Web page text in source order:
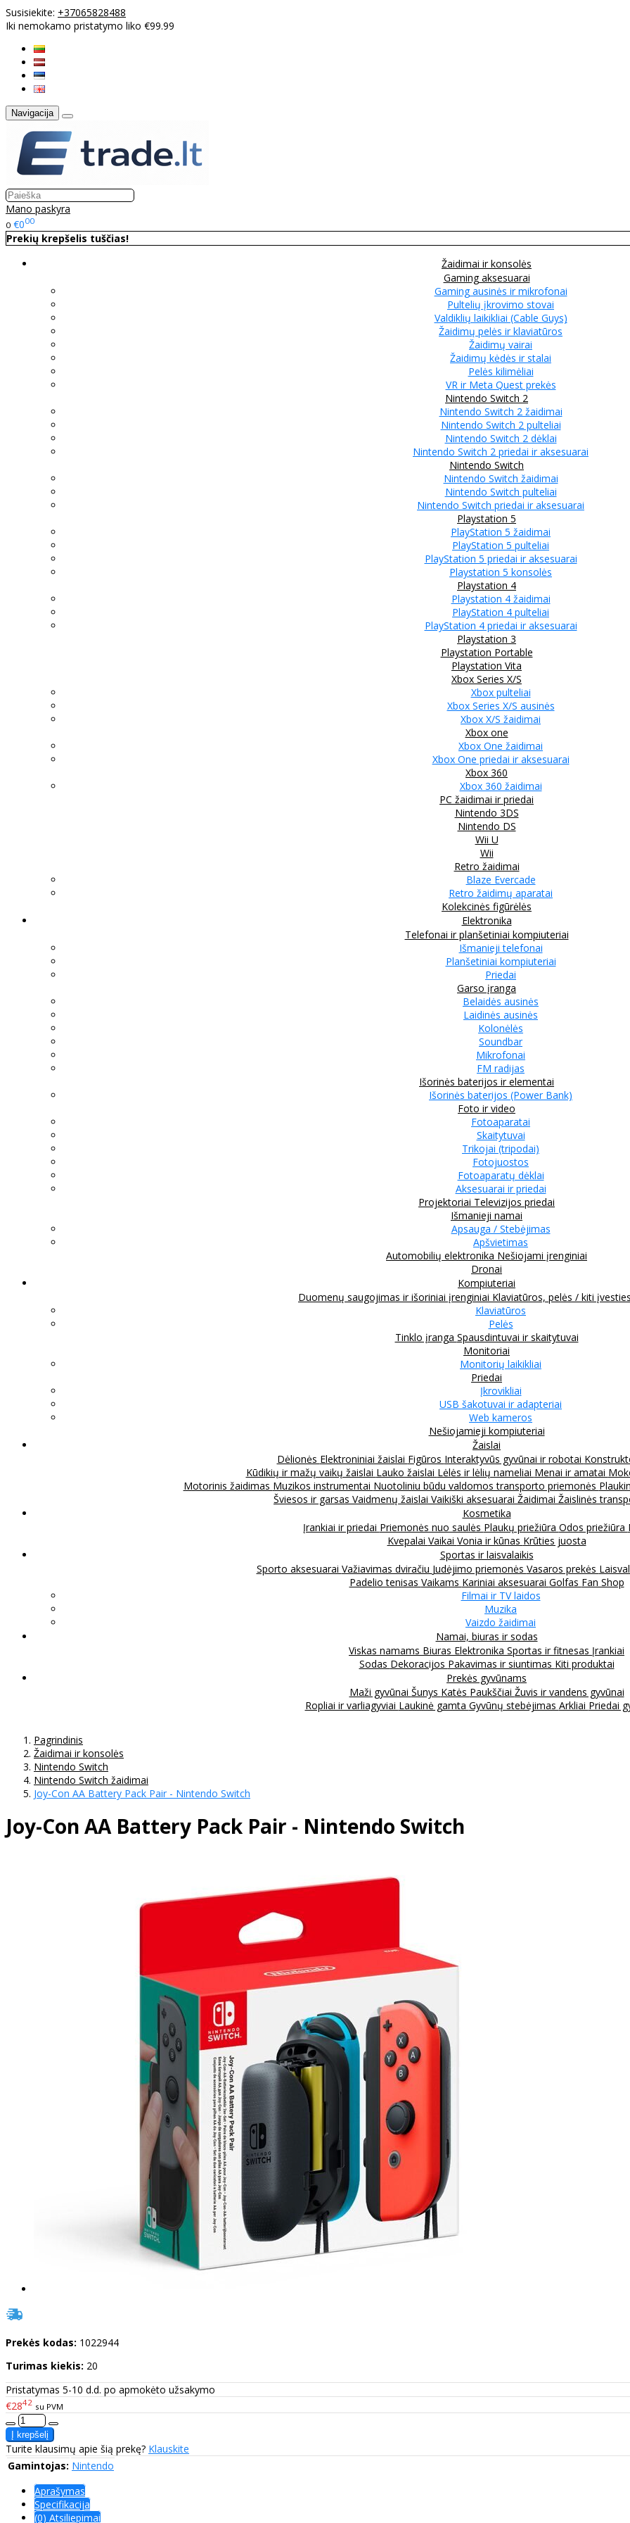
Susisiekite: +37065828488
Iki nemokamo pristatymo liko €99.99
Navigacija
Mano paskyra
0 €000
Prekių krepšelis tuščias!
Žaidimai ir konsolės
Gaming aksesuarai
Gaming ausinės ir mikrofonai
Pultelių įkrovimo stovai
Valdiklių laikikliai (Cable Guys)
Žaidimų pelės ir klaviatūros
Žaidimų vairai
Žaidimų kėdės ir stalai
Pelės kilimėliai
VR ir Meta Quest prekės
Nintendo Switch 2
Nintendo Switch 2 žaidimai
Nintendo Switch 2 pulteliai
Nintendo Switch 2 dėklai
Nintendo Switch 2 priedai ir aksesuarai
Nintendo Switch
Nintendo Switch žaidimai
Nintendo Switch pulteliai
Nintendo Switch priedai ir aksesuarai
Playstation 5
PlayStation 5 žaidimai
PlayStation 5 pulteliai
PlayStation 5 priedai ir aksesuarai
Playstation 5 konsolės
Playstation 4
Playstation 4 žaidimai
PlayStation 4 pulteliai
PlayStation 4 priedai ir aksesuarai
Playstation 3
Playstation Portable
Playstation Vita
Xbox Series X/S
Xbox pulteliai
Xbox Series X/S ausinės
Xbox X/S žaidimai
Xbox one
Xbox One žaidimai
Xbox One priedai ir aksesuarai
Xbox 360
Xbox 360 žaidimai
PC žaidimai ir priedai
Nintendo 3DS
Nintendo DS
Wii U
Wii
Retro žaidimai
Blaze Evercade
Retro žaidimų aparatai
Kolekcinės figūrėlės
Elektronika
Telefonai ir planšetiniai kompiuteriai
Išmanieji telefonai
Planšetiniai kompiuteriai
Priedai
Garso įranga
Belaidės ausinės
Laidinės ausinės
Kolonėlės
Soundbar
Mikrofonai
FM radijas
Išorinės baterijos ir elementai
Išorinės baterijos (Power Bank)
Foto ir video
Fotoaparatai
Skaitytuvai
Trikojai (tripodai)
Fotojuostos
Fotoaparatų dėklai
Aksesuarai ir priedai
Projektoriai Televizijos priedai
Išmanieji namai
Apsauga / Stebėjimas
Apšvietimas
Automobilių elektronika Nešiojami įrenginiai
Dronai
Kompiuteriai
Duomenų saugojimas ir išoriniai įrenginiai Klaviatūros, pelės / kiti
Klaviatūros
Pelės
Tinklo įranga Spausdintuvai ir skaitytuvai
Monitoriai
Monitorių laikikliai
Priedai
Įkrovikliai
USB šakotuvai ir adapteriai
Web kameros
Nešiojamieji kompiuteriai
Žaislai
Dėlionės Elektroniniai žaislai Figūros Interaktyvūs gyvūnai ir robotai
Kūdikių ir mažų vaikų žaislai Lauko žaislai Lėlės ir lėlių nameliai Menai ir amatai
Motorinis žaidimas Muzikos instrumentai Nuotoliniu būdu valdomos transporto priemonės
Šviesos ir garsas Vaidmenų žaislai Vaikiški aksesuarai Žaidimai Žaislinės
Kosmetika
Įrankiai ir priedai Priemonės nuo saulės Plaukų priežiūra Odos priežiūra
Kvepalai Vaikai Vonia ir kūnas Krūties juosta
Sportas ir laisvalaikis
Sporto aksesuarai Važiavimas dviračiu Judėjimo priemonės Vasaros prekės
Padelio tenisas Vaikams Kariniai aksesuarai Golfas Fan Shop
Filmai ir TV laidos
Muzika
Vaizdo žaidimai
Namai, biuras ir sodas
Viskas namams Biuras Elektronika Sportas ir fitnesas Įrankiai
Sodas Dekoracijos Pakavimas ir siuntimas Kiti produktai
Prekės gyvūnams
Maži gyvūnai Šunys Katės Paukščiai Žuvis ir vandens gyvūnai
Ropliai ir varliagyviai Laukinė gamta Gyvūnų stebėjimas Arkliai Priedai
Pagrindinis
Žaidimai ir konsolės
Nintendo Switch
Nintendo Switch žaidimai
Joy-Con AA Battery Pack Pair - Nintendo Switch
Joy-Con AA Battery Pack Pair - Nintendo Switch
Prekės kodas: 1022944
Turimas kiekis: 20
Pristatymas 5-10 d.d. po apmokėto užsakymo
€2842 su PVM
Turite klausimų apie šią prekę? Klauskite
Gamintojas: Nintendo
Aprašymas
Specifikacija
(0) Atsiliepimai